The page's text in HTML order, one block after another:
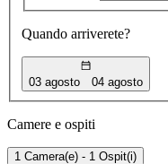
Quando arriverete?
03 agosto 04 agosto
Camere e ospiti
1 Camera(e) - 1 Ospit(i)